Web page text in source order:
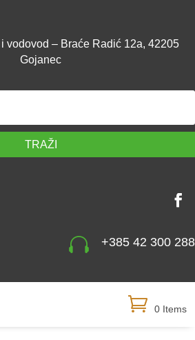
vodovod – Braće Radić 12a, 42205
Gojanec
TRAŽI
 +385 42 300 288
0 Items